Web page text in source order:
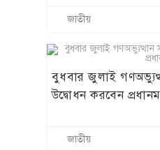
জাতীয়
বুধবার জুলাই
উদ্বোধন করবেন
জাতীয়